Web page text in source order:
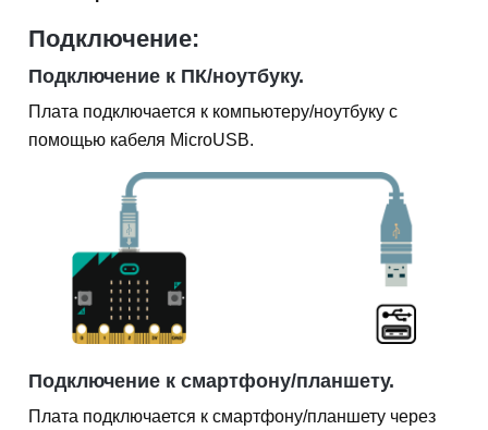
Подключение:
Подключение к ПК/ноутбуку.
Плата подключается к компьютеру/ноутбуку с
помощью кабеля MicroUSB.
Подключение к смартфону/планшету.
Плата подключается к смартфону/планшету через